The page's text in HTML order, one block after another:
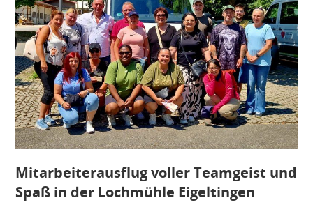
Mitarbeiterausflug voller Teamgeist und
Spaß in der Lochmühle Eigeltingen